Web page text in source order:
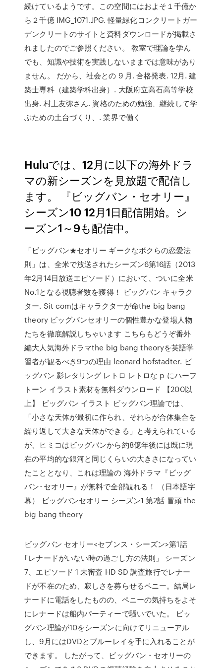
続けているようです。この空間にはおよそ１千億か
ら２千億 IMG_1071.JPG. 軽量緑化コンクリートガー
デンクリートのサイトと資料ダウンロードが掲載さ
れましたのでご参照ください。 教室で理論を学ん
でも、知識や技術を実践しないままでは意味があり
ません。 だから、社会との 9 月. 合格発表. 12月. 建
築士専科（建築学科出身）. 大阪府立高石高等学校
出身. 村上友弥さん. 資格のための勉強、継続して学
ぶための土台づくり、. 業界で働く
Huluでは、12月に以下の海外ドラ
マの新シーズンを見放題で配信し
ます。 『ビッグバン・セオリー』
シーズン10 12月1日配信開始。シ
ーズン1～9も配信中。
「ビッグバン★セオリー ギークなボクらの恋愛法
則」は、全米で放送されたシーズン6第16話（2013
年2月14日放送エピソード）において、ついに全米
No.1となる視聴者数を獲得！ ビッグバン キャラク
ター. Sit comはキャラクターが命the big bang
theory ビッグバンセオリーの個性豊かな登場人物
たちを徹底解説しちゃいます こちらもどうぞ番外
編大人気海外ドラマthe big bang theoryを英語学
習者が観るべき9つの理由 leonard hofstadter. ビ
ッグバン 影レタリング レトロ レトロな p にハーフ
トーン イラスト素材を無料ダウンロード 【200以
上】 ビッグバン イラスト ビッグバン理論では、
「小さな天体が最初に作られ、それらが合体集合を
繰り返して大きな天体ができる」と考えられている
が、ヒミコはビッグバンから約8億年後には既に現
在の平均的な銀河と同じくらいの大きさになってい
たこととなり、これは理論の 海外ドラマ『ビッグ
バン･セオリー』が無料で全部観れる！ （日本語字
幕） ビッグバンセオリー シーズン1 第2話 冒頭 the
big bang theory
ビッグバン セオリー<セブンス・シーズン>第1話
｢レナードがいない時の過ごし方の法則」 シーズン
7、エピソード 1 未審査 HD SD 調査旅行でレナー
ドが不在のため、寂しさを募らせるペニー。結局レ
ナードに電話をしたものの、ペニーの気持ちをよそ
にレナードは船内パーティーで騒いでいた。 ビッ
グバン理論が10をシーズンに向けてリニューアル
し、9月にはDVDとブルーレイを手に入れることが
できます。 したがって、ビッグバン・セオリーの